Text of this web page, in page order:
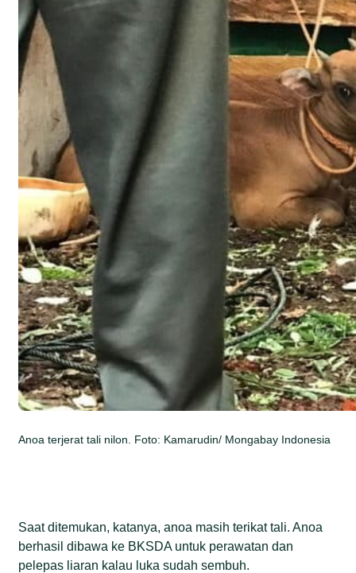
Anoa terjerat tali nilon. Foto: Kamarudin/ Mongabay Indonesia
Saat ditemukan, katanya, anoa masih terikat tali. Anoa
berhasil dibawa ke BKSDA untuk perawatan dan
pelepas liaran kalau luka sudah sembuh.